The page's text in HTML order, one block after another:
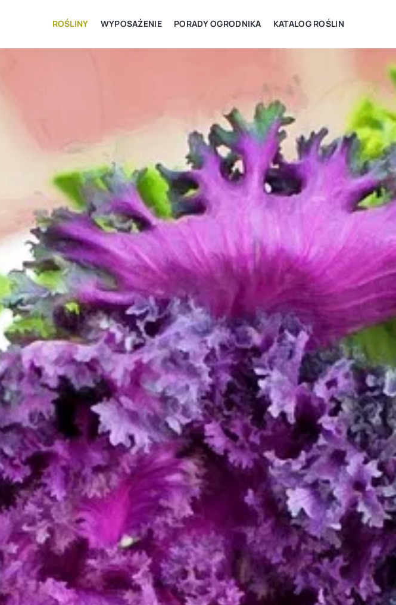
ROŚLINY WYPOSAŻENIE PORADY OGRODNIKA KATALOG ROŚLIN